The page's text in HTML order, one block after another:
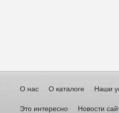
О нас О каталоге Наши
Это интересно Новости